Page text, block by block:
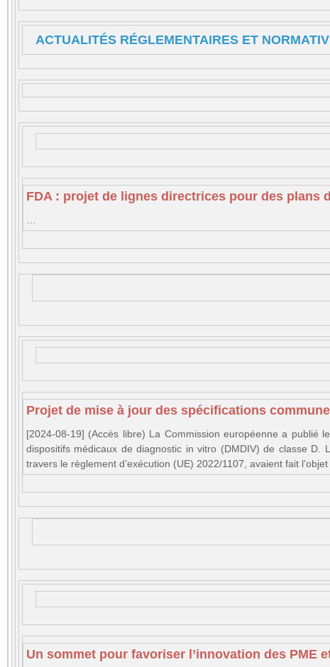
ACTUALITÉS RÉGLEMENTAIRES ET
FDA : projet de lignes directrices pour des plans
Projet de mise à jour des spécifications
[2024-08-19] (Accès libre) La Commission européenne a
dispositifs médicaux de diagnostic in vitro (DMDIV) de classe D.
travers le règlement d’exécution (UE) 2022/1107, avaient fait
Un sommet pour favoriser l’innovation des PME